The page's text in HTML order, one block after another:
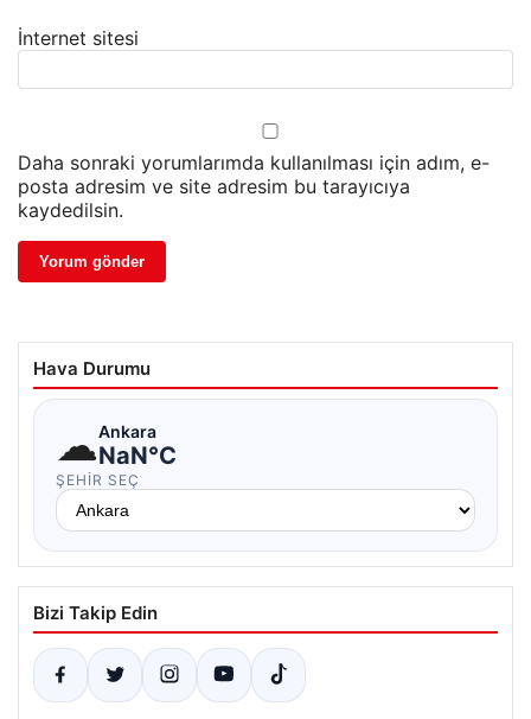
İnternet sitesi
Daha sonraki yorumlarımda kullanılması için adım, e-
posta adresim ve site adresim bu tarayıcıya
kaydedilsin.
Hava Durumu
☁Ankara
NaN°C
ŞEHIR SEÇ
Bizi Takip Edin